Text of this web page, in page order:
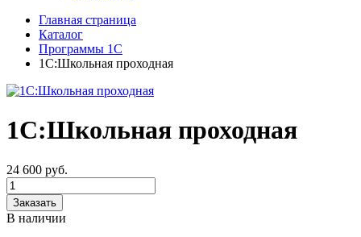
Главная страница
Каталог
Программы 1С
1С:Школьная проходная
1С:Школьная проходная
24 600 руб.
Заказать
В наличии